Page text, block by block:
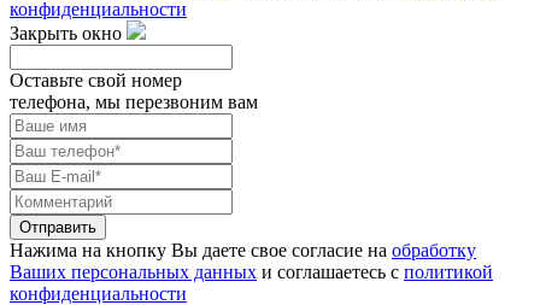
конфиденциальности
Закрыть окно
Оставьте свой номер
телефона, мы перезвоним вам
Отправить
Нажима на кнопку Вы даете свое согласие на обработку
Ваших персональных данных и соглашаетесь с политикой
конфиденциальности